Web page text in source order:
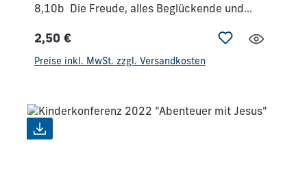
8,10b Die Freude, alles Beglückende und
ist. Nicht zu bremsen – die Stärke, die durch
die Freude freigesetzt wird. Sich allezeit am
stellt er wieder her. Verletzten Herzen – bringt
er Heilung. Er tröstet, er liebt vollkommen.
„Freut euch im Herrn allezeit; abermals sage
Regulärer Preis:
2,50 €
Preise inkl. MwSt. zzgl. Versandkosten